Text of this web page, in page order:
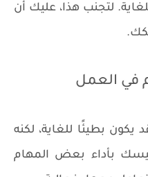
لتجنب هذا، عليك أن
في العمل
يكون بطيئًا للغاية، لكنه
بأداء بعض المهام